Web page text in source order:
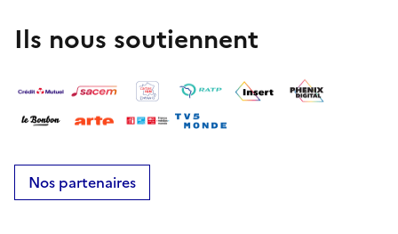
Ils nous soutiennent
Nos partenaires